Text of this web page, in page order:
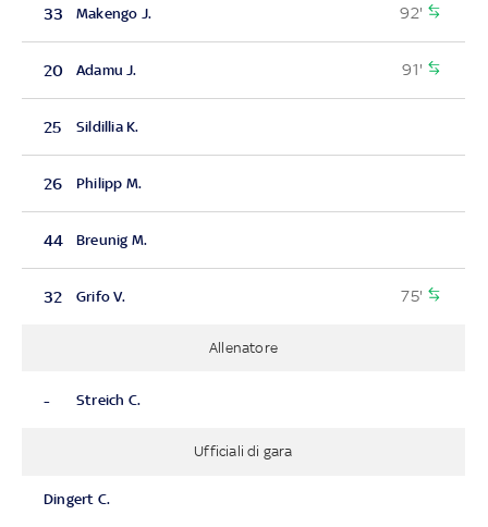
33 Makengo J. 92'
20 Adamu J. 91'
25 Sildillia K.
26 Philipp M.
44 Breunig M.
32 Grifo V. 75'
Allenatore
- Streich C.
Ufficiali di gara
Dingert C.